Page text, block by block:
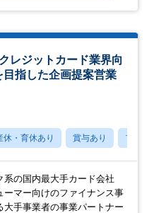
レジットカード業界向
指した企画提案営業
休・育休あり 賞与あり フレッ
の国内最大手カード会社
ーマー向けのファイナンス事
大手事業者の事業パートナー